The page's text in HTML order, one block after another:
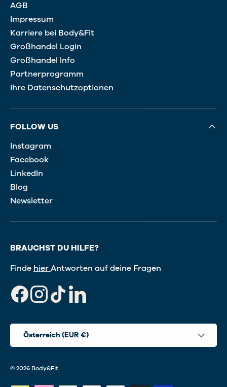
AGB
Impressum
Karriere bei Body&Fit
Großhandel Login
Großhandel Info
Partnerprogramm
Ihre Datenschutzoptionen
FOLLOW US
Instagram
Facebook
LinkedIn
Blog
Newsletter
BRAUCHST DU HILFE?
Finde hierAntworten auf deine Fragen
FacebookInstagram
TikTokLinkedIn
Land/Region
Österreich (EUR €)
© 2026 Body&Fit.